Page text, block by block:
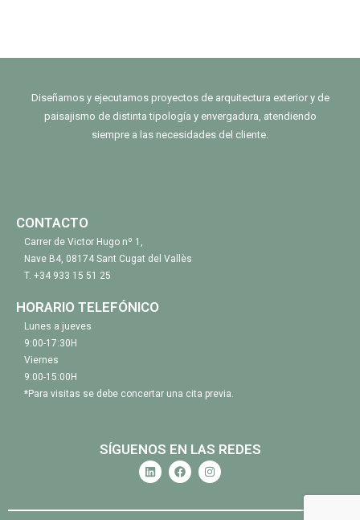
Diseñamos y ejecutamos proyectos de arquitectura exterior y de
paisajismo de distinta tipología y envergadura, atendiendo
siempre a las necesidades del cliente.
CONTACTO
Carrer de Victor Hugo nº 1,
Nave B4, 08174 Sant Cugat del Vallès
T. +34 933 15 51 25
HORARIO TELEFÓNICO
Lunes a jueves
9:00-17:30H
Viernes
9:00-15:00H
*Para visitas se debe concertar una cita previa.
SÍGUENOS EN LAS REDES